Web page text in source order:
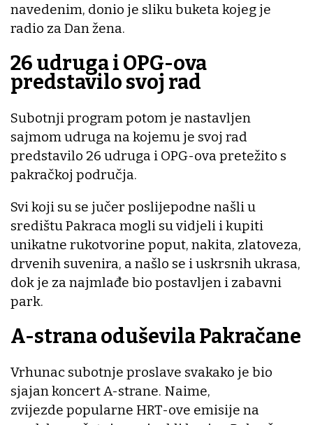
navedenim, donio je sliku buketa kojeg je
radio za Dan žena.
26 udruga i OPG-ova
predstavilo svoj rad
Subotnji program potom je nastavljen
sajmom udruga na kojemu je svoj rad
predstavilo 26 udruga i OPG-ova pretežito s
pakračkoj područja.
Svi koji su se jučer poslijepodne našli u
središtu Pakraca mogli su vidjeli i kupiti
unikatne rukotvorine poput, nakita, zlatoveza,
drvenih suvenira, a našlo se i uskrsnih ukrasa,
dok je za najmlađe bio postavljen i zabavni
park.
A-strana oduševila Pakračane
Vrhunac subotnje proslave svakako je bio
sjajan koncert A-strane. Naime,
zvijezde popularne HRT-ove emisije na